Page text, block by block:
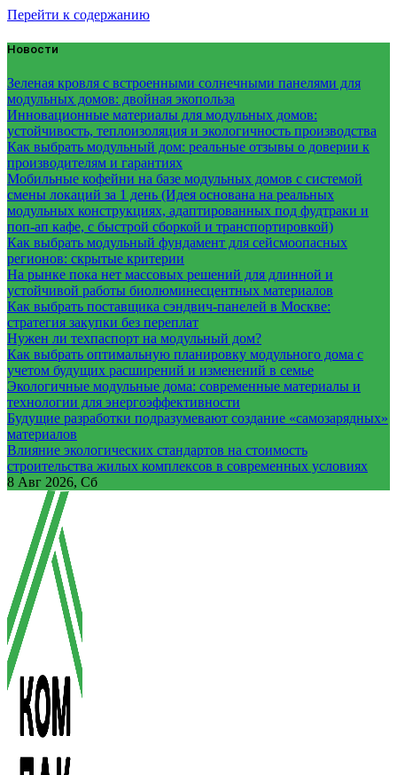
Перейти к содержанию
Новости
Зеленая кровля с встроенными солнечными панелями для
модульных домов: двойная экопольза
Инновационные материалы для модульных домов:
устойчивость, теплоизоляция и экологичность производства
Как выбрать модульный дом: реальные отзывы о доверии к
производителям и гарантиях
Мобильные кофейни на базе модульных домов с системой
смены локаций за 1 день (Идея основана на реальных
модульных конструкциях, адаптированных под фудтраки и
поп-ап кафе, с быстрой сборкой и транспортировкой)
Как выбрать модульный фундамент для сейсмоопасных
регионов: скрытые критерии
На рынке пока нет массовых решений для длинной и
устойчивой работы биолюминесцентных материалов
Как выбрать поставщика сэндвич-панелей в Москве:
стратегия закупки без переплат
Нужен ли техпаспорт на модульный дом?
Как выбрать оптимальную планировку модульного дома с
учетом будущих расширений и изменений в семье
Экологичные модульные дома: современные материалы и
технологии для энергоэффективности
Будущие разработки подразумевают создание «самозарядных»
материалов
Влияние экологических стандартов на стоимость
строительства жилых комплексов в современных условиях
8 Авг 2026, Сб